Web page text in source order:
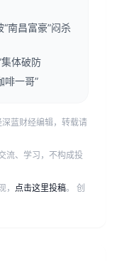
价
领先的
南昌富豪”闷杀
体破防
啡一哥”
蓝财经编辑，转载请
流、学习，不构成投
点击这里投稿。 创